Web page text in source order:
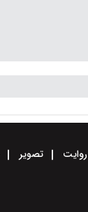
روایت تصویر